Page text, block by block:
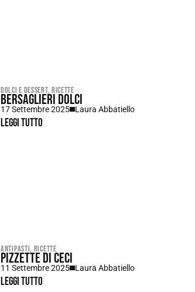
Dolci e dessert, Ricette
Bersaglieri dolci
17 Settembre 2025 Laura Abbatiello
Leggi tutto
Antipasti, Ricette
Pizzette di ceci
11 Settembre 2025 Laura Abbatiello
Leggi tutto